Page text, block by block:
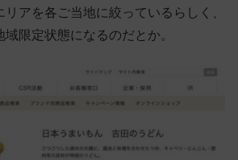
リアを各ご当地に絞っているらしく、
限定状態になるのだとか。